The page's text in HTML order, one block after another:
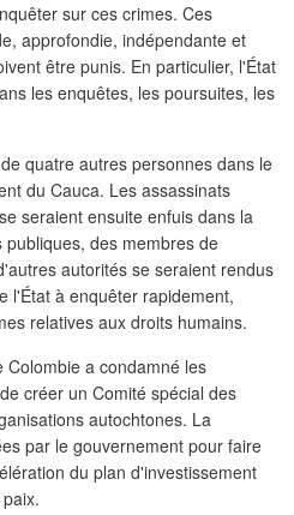
sur ces crimes. Ces
approfondie, indépendante et
être punis. En particulier, l'État
les enquêtes, les poursuites, les
quatre autres personnes dans le
du Cauca. Les assassinats
seraient ensuite enfuis dans la
des membres de
autorités se seraient rendus
l'État à enquêter rapidement,
relatives aux droits humains.
Colombie a condamné les
créer un Comité spécial des
autochtones. La
par le gouvernement pour faire
du plan d'investissement